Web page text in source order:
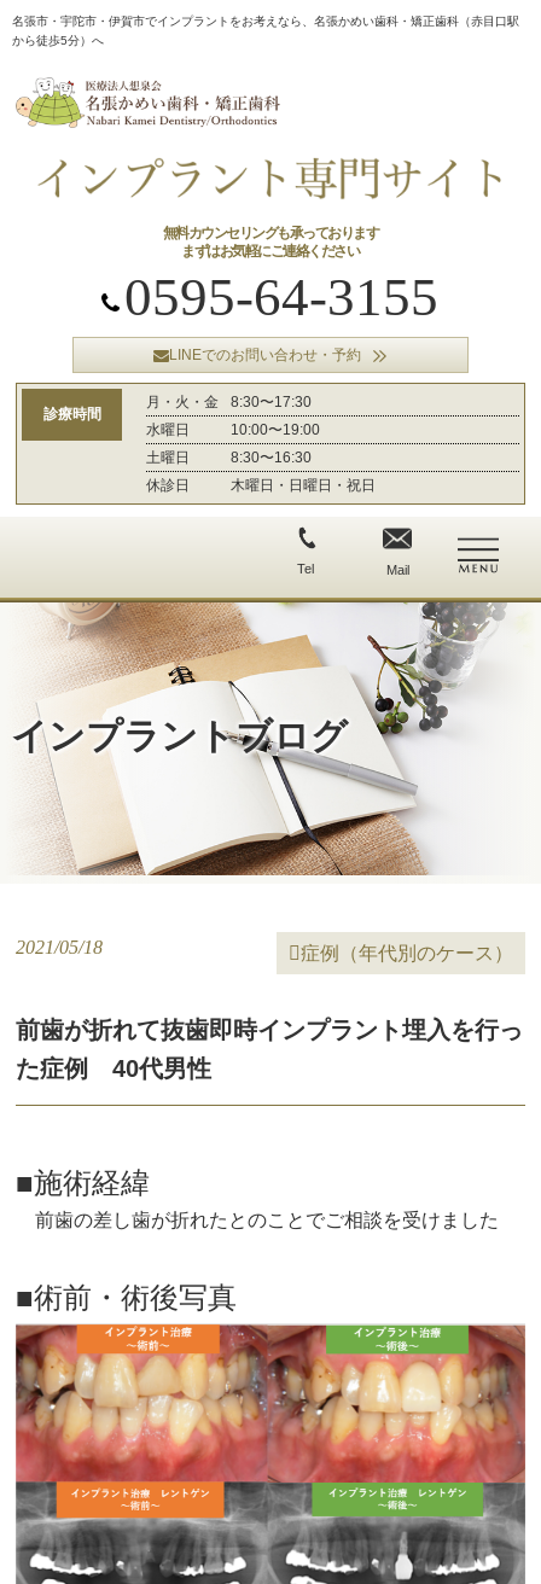
名張市・宇陀市・伊賀市でインプラントをお考えなら、名張かめい歯科・矯正歯科（赤目口駅
から徒歩5分）へ
無料カウンセリングも承っております
まずはお気軽にご連絡ください
0595-64-3155
LINEでのお問い合わせ・予約
診療時間
月・火・金
8:30〜17:30
水曜日
10:00〜19:00
土曜日
8:30〜16:30
休診日
木曜日・日曜日・祝日
Tel Mail
ホーム 院長紹介
当院の
インプラントの特徴
気になる
治療費用と保証
無料カウンセリング
お問い合わせ・
インプラントブログ
2021/05/18 症例（年代別のケース）
前歯が折れて抜歯即時インプラント埋入を行っ
た症例 40代男性
■施術経緯
前歯の差し歯が折れたとのことでご相談を受けました
■術前・術後写真